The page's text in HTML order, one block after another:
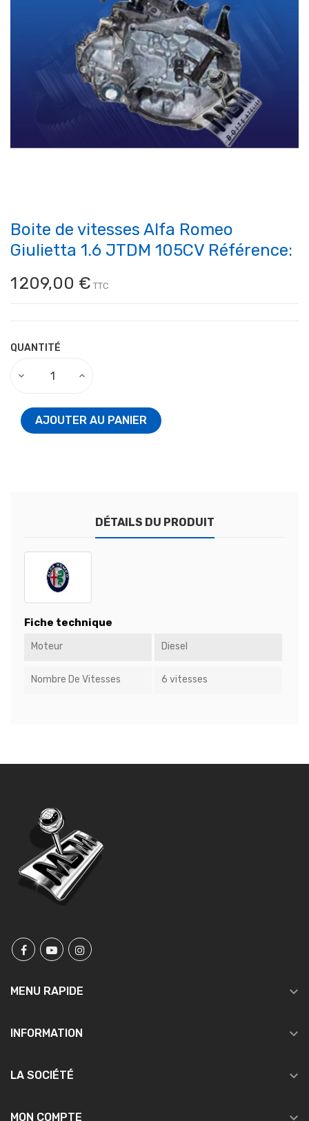
Boite de vitesses Alfa Romeo
Giulietta 1.6 JTDM 105CV Référence:
1 209,00 € TTC
QUANTITÉ
AJOUTER AU PANIER
DÉTAILS DU PRODUIT
Fiche technique
Moteur Diesel
Nombre De Vitesses 6 vitesses
MENU RAPIDE 
INFORMATION 
LA SOCIÉTÉ 
MON COMPTE